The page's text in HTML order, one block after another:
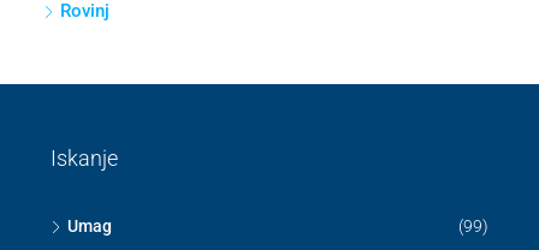
Rovinj
Iskanje
Umag (99)